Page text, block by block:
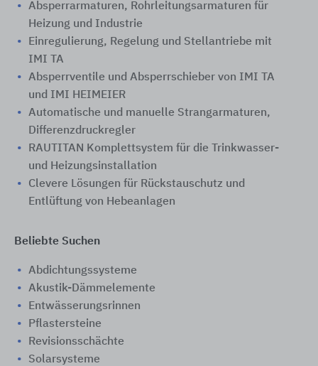
Absperrarmaturen, Rohrleitungsarmaturen für
Heizung und Industrie
Einregulierung, Regelung und Stellantriebe mit
IMI TA
Absperrventile und Absperrschieber von IMI TA
und IMI HEIMEIER
Automatische und manuelle Strangarmaturen,
Differenzdruckregler
RAUTITAN Komplettsystem für die Trinkwasser-
und Heizungsinstallation
Clevere Lösungen für Rückstauschutz und
Entlüftung von Hebeanlagen
Beliebte Suchen
Abdichtungssysteme
Akustik-Dämmelemente
Entwässerungsrinnen
Pflastersteine
Revisionsschächte
Solarsysteme